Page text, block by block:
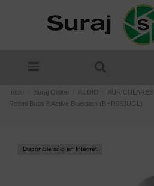
Inicio Suraj Online AUDIO AURICULARES
Redmi Buds 8 Active Bluetooth (BHR08JUGL)
¡Disponible sólo en Internet!